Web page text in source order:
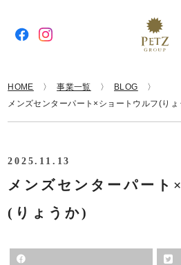
HOME 事業一覧
BLOG
メンズセンターパート×ショートウルフ(りょ
2025.11.13
メンズセンターパート
(りょうか)